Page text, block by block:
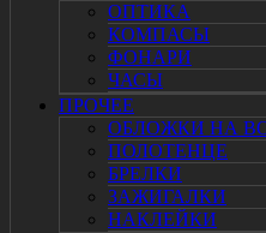
ОПТИКА
КОМПАСЫ
ФОНАРИ
ЧАСЫ
ПРОЧЕЕ
ОБЛОЖКИ НА
ПОЛОТЕНЦЕ
БРЕЛКИ
ЗАЖИГАЛКИ
НАКЛЕЙКИ